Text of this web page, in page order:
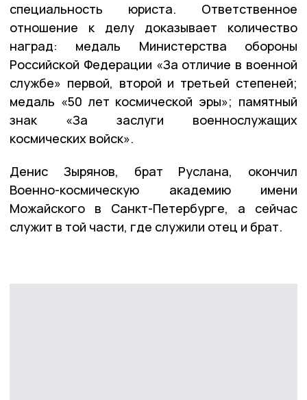
специальность юриста. Ответственное
отношение к делу доказывает количество
наград: медаль Министерства обороны
Российской Федерации «За отличие в военной
службе» первой, второй и третьей степеней;
медаль «50 лет космической эры»; памятный
знак «За заслуги военнослужащих
космических войск».
Денис Зырянов, брат Руслана, окончил
Военно-космическую академию имени
Можайского в Санкт-Петербурге, а сейчас
служит в той части, где служили отец и брат.